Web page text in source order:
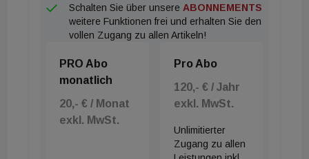
Schalten Sie über unsere ABONNEMENTS
weitere Funktionen frei und erhalten Sie den
vollen Zugang zu allen Artikeln!
PRO Abo
monatlich
20,- € / Monat
exkl. MwSt.
Pro Abo
120,- € / Jahr
exkl. MwSt.
Unlimitierter
Zugang zu allen